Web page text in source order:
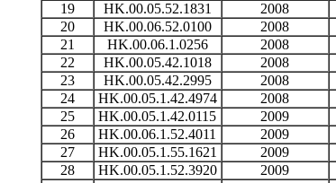
19
HK.00.05.52.1831 2008
20
HK.00.06.52.0100 2008
21
HK.00.06.1.0256 2008
22
HK.00.05.42.1018 2008
23
HK.00.05.42.2995 2008
24
HK.00.05.1.42.4974 2008
25
HK.00.05.1.42.0115 2009
26
HK.00.06.1.52.4011 2009
27
HK.00.05.1.55.1621 2009
28
HK.00.05.1.52.3920 2009